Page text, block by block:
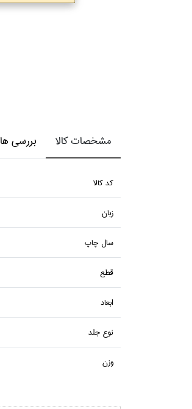
مشخصات کالا بررسی ها
كد كالا
زبان
سال چاپ
قطع
ابعاد
نوع جلد
وزن